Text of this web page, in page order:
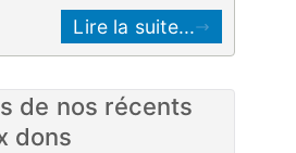
Lire la suite...
de nos récents
dons